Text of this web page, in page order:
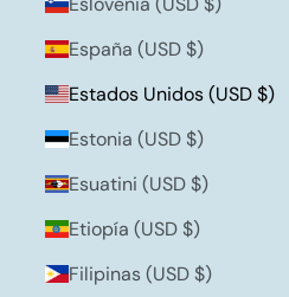
España (USD $)
Estados Unidos (USD $)
Estonia (USD $)
Esuatini (USD $)
Etiopía (USD $)
Filipinas (USD $)